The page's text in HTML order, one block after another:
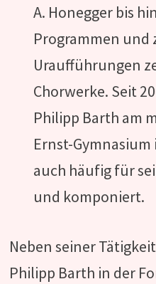
A. Honegger bis
Programmen und
Uraufführungen
Chorwerke. Seit
Philipp Barth am
Ernst-
auch häufig für
und komponiert.
Neben seiner
Philipp Barth in der